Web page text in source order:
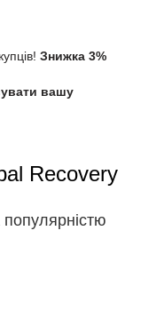
Знижка 3%
вашу
Recovery